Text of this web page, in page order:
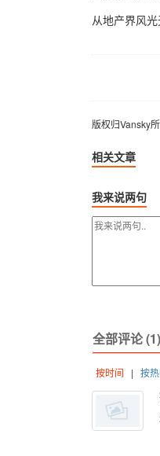
从地产界风
版权归Vansky
相关文章
我来说两句
全部评论 (1)
按时间 | 按